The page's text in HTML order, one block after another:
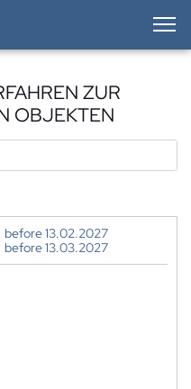
ZUR
OBJEKTEN
before 13.02.2027
before 13.03.2027